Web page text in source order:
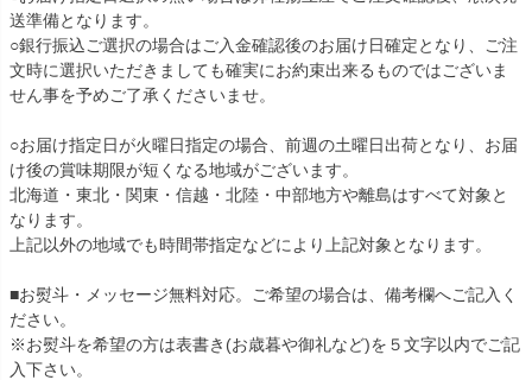
送準備となります。
○銀行振込ご選択の場合はご入金確認後のお届け日確定となり、ご注
文時に選択いただきましても確実にお約束出来るものではございま
せん事を予めご了承くださいませ。
○お届け指定日が火曜日指定の場合、前週の土曜日出荷となり、お届
け後の賞味期限が短くなる地域がございます。
北海道・東北・関東・信越・北陸・中部地方や離島はすべて対象と
なります。
上記以外の地域でも時間帯指定などにより上記対象となります。
■お熨斗・メッセージ無料対応。ご希望の場合は、備考欄へご記入く
ださい。
※お熨斗を希望の方は表書き(お歳暮や御礼など)を５文字以内でご記
入下さい。